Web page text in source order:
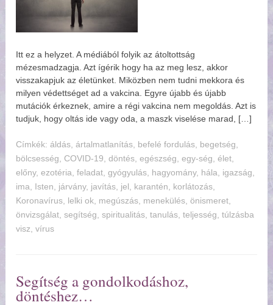
Itt ez a helyzet. A médiából folyik az átoltottság
mézesmadzagja. Azt ígérik hogy ha az meg lesz, akkor
visszakapjuk az életünket. Miközben nem tudni mekkora és
milyen védettséget ad a vakcina. Egyre újabb és újabb
mutációk érkeznek, amire a régi vakcina nem megoldás. Azt is
tudjuk, hogy oltás ide vagy oda, a maszk viselése marad, […]
Címkék:ldás,rtalmatlanítás, befelé fordulás, begetség,
bölcsesség, COVID-19,döntés,egészség,egy-ség,élet,
előny,ezotéria,feladat,gyógyulás, hagyomány, hála, igazság,
ima, Isten, járvány, javítás, jel, karantén, korlátozás,
Koronavírus, lelki ok, megúszás, menekülés,önismeret,
önvizsgálat,segítség,spiritualitás,tanulás,teljesség,túlzásba
visz,vírus
Segítség a gondolkodáshoz,
döntéshez